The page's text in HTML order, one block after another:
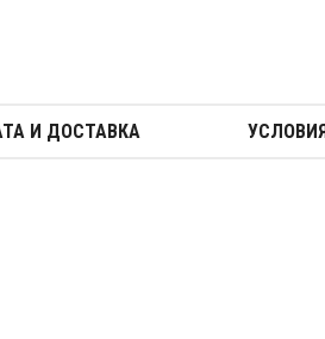
И ДОСТАВКА